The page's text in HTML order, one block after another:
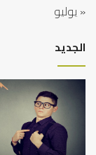
« يوليو
الجديد